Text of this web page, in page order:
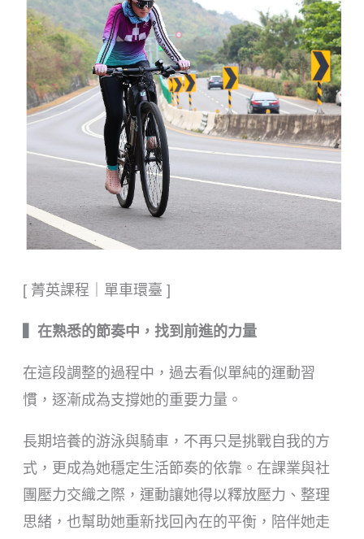
[ 菁英課程｜單車環臺 ]
▍在熟悉的節奏中，找到前進的力量
在這段調整的過程中，過去看似單純的運動習
慣，逐漸成為支撐她的重要力量。
長期培養的游泳與騎車，不再只是挑戰自我的方
式，更成為她穩定生活節奏的依靠。在課業與社
團壓力交織之際，運動讓她得以釋放壓力、整理
思緒，也幫助她重新找回內在的平衡，陪伴她走